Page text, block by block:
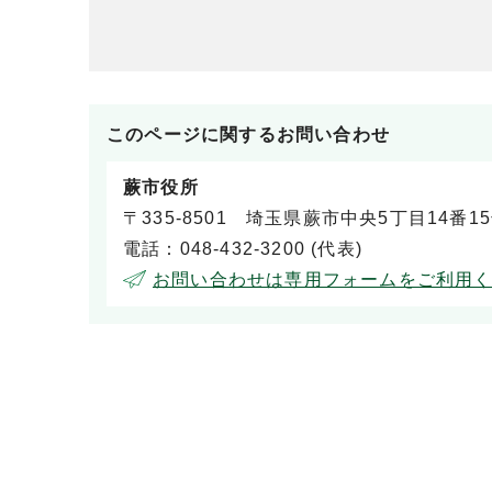
このページに関するお問い合わせ
蕨市役所
〒335-8501 埼玉県蕨市中央5丁目14番15
電話：048-432-3200 (代表)
お問い合わせは専用フォームをご利用く